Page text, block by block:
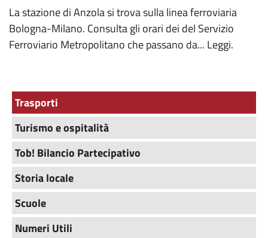
La stazione di Anzola si trova sulla linea ferroviaria
Bologna-Milano. Consulta gli orari dei del Servizio
Ferroviario Metropolitano che passano da... Leggi.
Trasporti
Turismo e ospitalità
Tob! Bilancio Partecipativo
Storia locale
Scuole
Numeri Utili